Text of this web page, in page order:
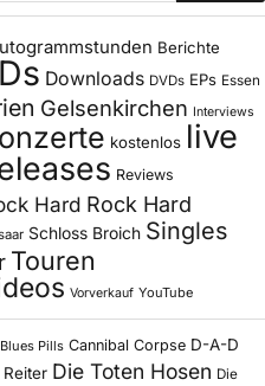
Berichte
Downloads DVDs EPs Essen
Gelsenkirchen Interviews
kostenlos live
Reviews
Hard Rock Hard
Schloss Broich Singles
Touren
Vorverkauf YouTube
Blues Pills Cannibal Corpse D-A-D
Die Toten Hosen Die